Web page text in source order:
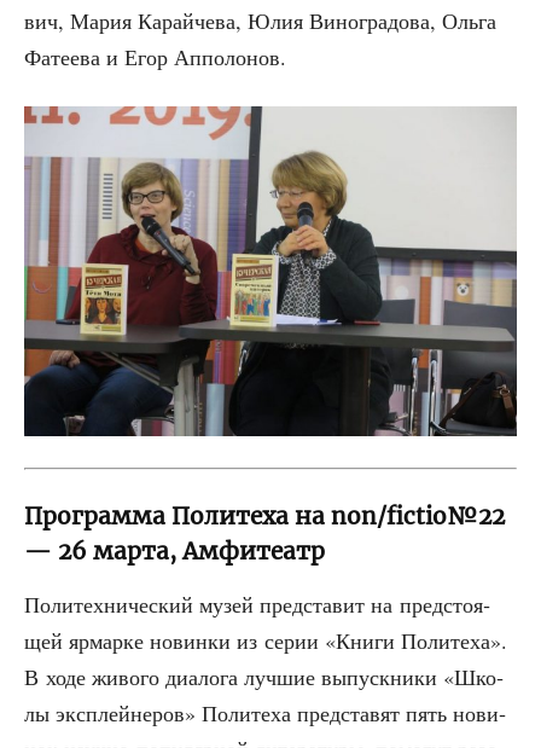
вич, Мария Карай­че­ва, Юлия Вино­гра­до­ва, Оль­га
Фате­е­ва и Егор Апполонов.
Программа Политеха на non/fictio№22
— 26 марта, Амфитеатр
Поли­тех­ни­че­ский музей пред­ста­вит на пред­сто­я­
щей ярмар­ке новин­ки из серии «Кни­ги Поли­те­ха».
В ходе живо­го диа­ло­га луч­шие выпуск­ни­ки «Шко­
лы экс­плей­не­ров» Поли­те­ха пред­ста­вят пять нови­